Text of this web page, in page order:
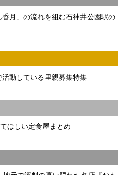
月」の流れを組む石神井公園駅の
活動している里親募集特集
ほしい定食屋まとめ